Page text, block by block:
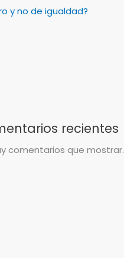
y no de igualdad?
recientes
comentarios que mostrar.